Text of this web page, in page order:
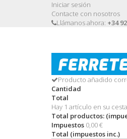
Iniciar sesión
Contacte con nosotros
Llámanos ahora: +34
Producto añadido
Cantidad
Total
Hay 1 artículo en su
Total productos:
Impuestos 0,00 €
Total (impuestos inc.)